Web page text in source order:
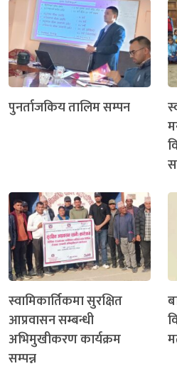
पुनर्ताजकिय तालिम सम्पन
स्वामिकार्तिकमा सुरक्षित
आप्रवासन सम्बन्धी
अभिमुखीकरण कार्यक्रम
सम्पन्न